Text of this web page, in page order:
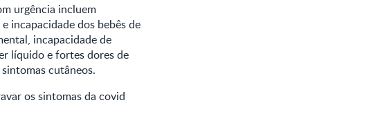
urgência incluem
incapacidade dos bebês de
incapacidade de
líquido e fortes dores de
cutâneos.
os sintomas da covid